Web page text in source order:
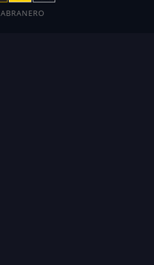
ABRANERO